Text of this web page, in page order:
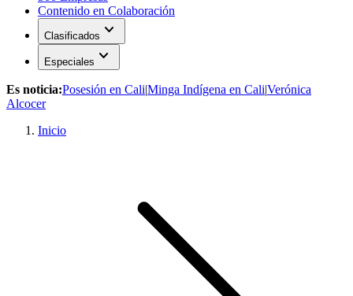
Contenido en Colaboración
Clasificados expand_more
Especiales expand_more
Es noticia:Posesión en Cali|Minga Indígena en Cali|Verónica
Alcocer
Inicio